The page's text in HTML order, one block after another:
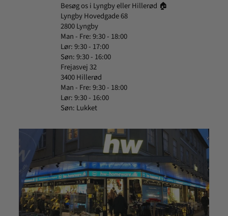
Besøg os i Lyngby eller Hillerød 🏠
Lyngby Hovedgade 68
2800 Lyngby
Man - Fre: 9:30 - 18:00
Lør: 9:30 - 17:00
Søn: 9:30 - 16:00
Frejasvej 32
3400 Hillerød
Man - Fre: 9:30 - 18:00
Lør: 9:30 - 16:00
Søn: Lukket